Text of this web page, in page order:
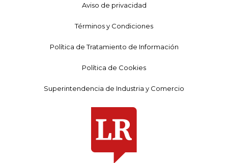
Aviso de privacidad
Términos y Condiciones
Política de Tratamiento de Información
Política de Cookies
Superintendencia de Industria y Comercio